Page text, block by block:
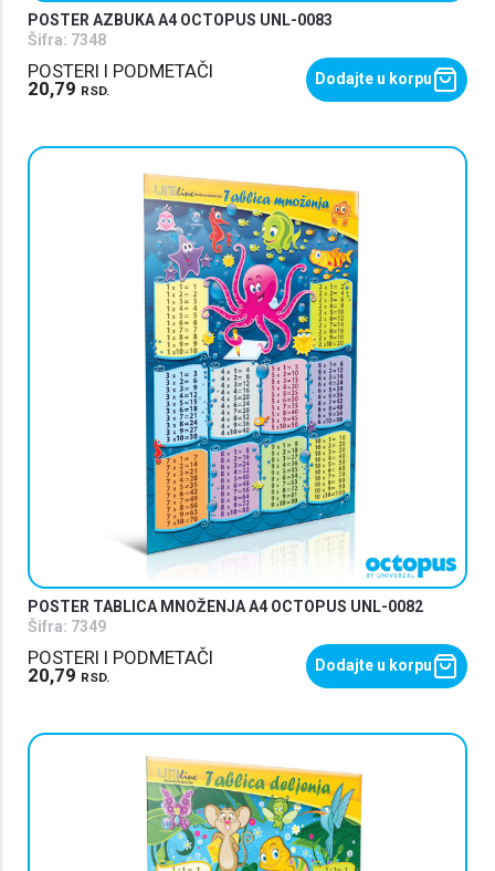
POSTER AZBUKA A4 OCTOPUS UNL-0083
Šifra: 7348
POSTERI I PODMETAČI
20,79 RSD.
Dodajte u korpu
POSTER TABLICA MNOŽENJA A4 OCTOPUS UNL-0082
Šifra: 7349
POSTERI I PODMETAČI
20,79 RSD.
Dodajte u korpu